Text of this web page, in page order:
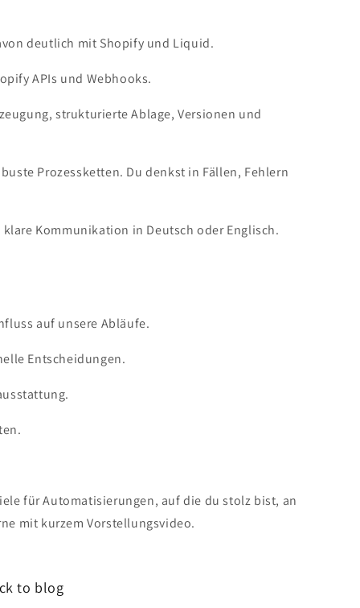
deutlich mit Shopify und Liquid.
APIs und Webhooks.
strukturierte Ablage, Versionen und
Prozessketten. Du denkst in Fällen, Fehlern
Kommunikation in Deutsch oder Englisch.
auf unsere Abläufe.
Entscheidungen.
für Automatisierungen, auf die du stolz bist, an
mit kurzem Vorstellungsvideo.
to blog